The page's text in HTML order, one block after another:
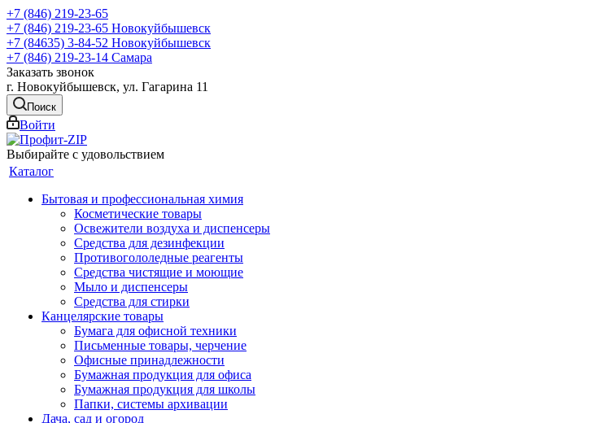
+7 (846) 219-23-65
+7 (846) 219-23-65 Новокуйбышевск
+7 (84635) 3-84-52 Новокуйбышевск
+7 (846) 219-23-14 Самара
Заказать звонок
г. Новокуйбышевск, ул. Гагарина 11
Поиск
Войти
Выбирайте с удовольствием
Каталог
Бытовая и профессиональная химия
Косметические товары
Освежители воздуха и диспенсеры
Средства для дезинфекции
Противогололедные реагенты
Средства чистящие и моющие
Мыло и диспенсеры
Средства для стирки
Канцелярские товары
Бумага для офисной техники
Письменные товары, черчение
Офисные принадлежности
Бумажная продукция для офиса
Бумажная продукция для школы
Папки, системы архивации
Дача, сад и огород